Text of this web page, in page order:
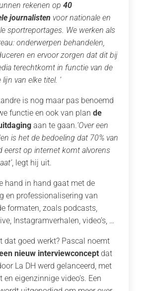
rekenen op 40
journalisten voor nationale en
sportreportages. We werken als
onderwerpen behandelen,
en ervoor zorgen dat dit bij
terechtkomt in functie van de
van elke titel. ’
is nog maar pas benoemd
functie en ook van plan de
aan te gaan.‘Over een
is het de bedoeling dat 70% van
eerst op internet komt alvorens
, legt hij uit.
hand in hand gaat met de
en professionalisering van
formaten, zoals podcasts,
Instagramverhalen, video’s, …
dat goed werkt? Pascal noemt
een nieuw interviewconceptdat
La DH werd gelanceerd, met
en eigenzinnige video’s. Een